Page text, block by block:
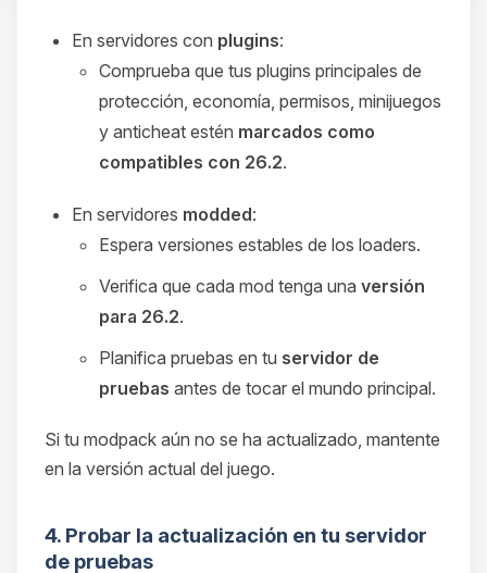
En servidores con plugins:
Comprueba que tus plugins principales de
protección, economía, permisos, minijuegos
y anticheat estén marcados como
compatibles con 26.2.
En servidores modded:
Espera versiones estables de los loaders.
Verifica que cada mod tenga una versión
para 26.2.
Planifica pruebas en tu servidor de
pruebas antes de tocar el mundo principal.
Si tu modpack aún no se ha actualizado, mantente
en la versión actual del juego.
4. Probar la actualización en tu servidor
de pruebas